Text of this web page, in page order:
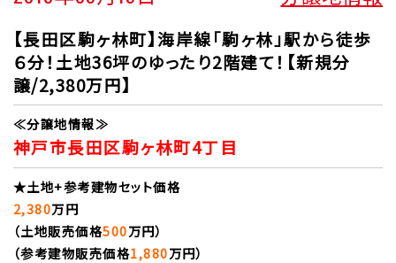
【長田区駒ヶ林町】海岸線「駒ヶ林」駅から徒歩
６分！土地36坪のゆったり2階建て！【新規分
譲/2,380万円】
≪分譲地情報≫
神戸市長田区駒ヶ林町4丁目
★土地+参考建物セット価格
2,380万円
（土地販売価格500万円）
（参考建物販売価格1,880万円）